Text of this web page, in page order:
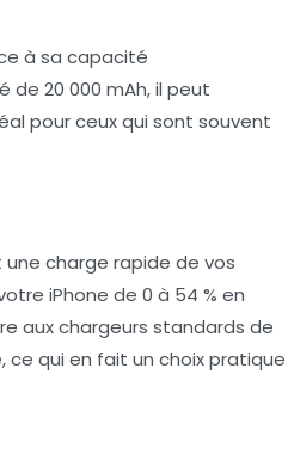
à sa capacité
20 000 mAh, il peut
pour ceux qui sont souvent
charge rapide de vos
iPhone de 0 à 54 % en
aux chargeurs standards de
qui en fait un choix pratique